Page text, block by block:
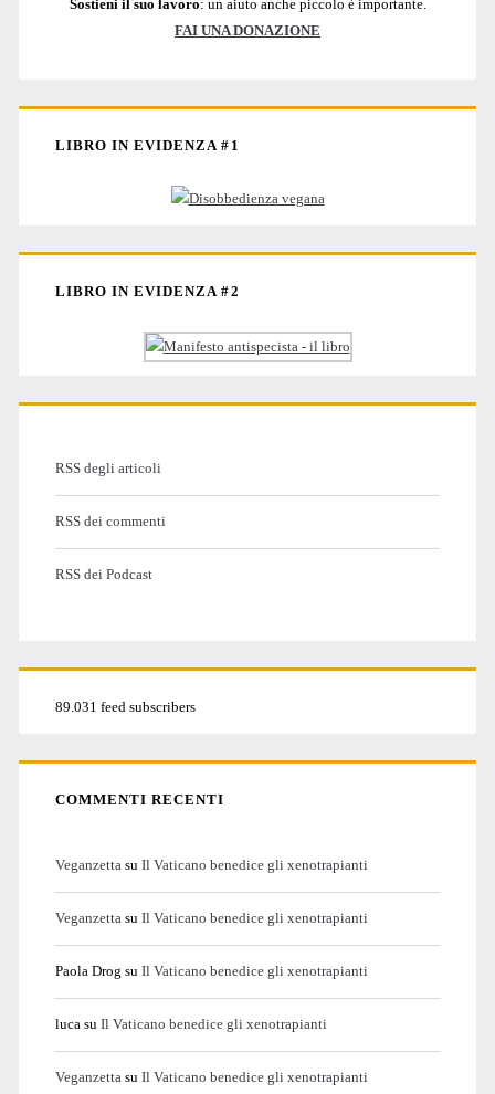
Sostieni il suo lavoro: un aiuto anche piccolo è importante.
FAI UNA DONAZIONE
LIBRO IN EVIDENZA #1
LIBRO IN EVIDENZA #2
RSS degli articoli
RSS dei commenti
RSS dei Podcast
89.031 feed subscribers
COMMENTI RECENTI
Veganzetta su Il Vaticano benedice gli xenotrapianti
Veganzetta su Il Vaticano benedice gli xenotrapianti
Paola Drog su Il Vaticano benedice gli xenotrapianti
luca su Il Vaticano benedice gli xenotrapianti
Veganzetta su Il Vaticano benedice gli xenotrapianti